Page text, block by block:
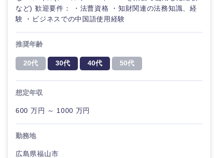
ティブ
専
門
職
（IT）、
作、ゲー
専門職
不動産専門職
建設・施工管理
WEBサービス
神奈川県
新潟県 富山県
石川県
フルリモート
上
など) 歓迎要件： ・法曹資格 ・知財関連の法務知識、経
験 ・ビジネスでの中国語使用経験
推奨年齢
20代 30代 40代 50代
想定年収
600 万円 ～ 1000 万円
勤務地
広島県福山市